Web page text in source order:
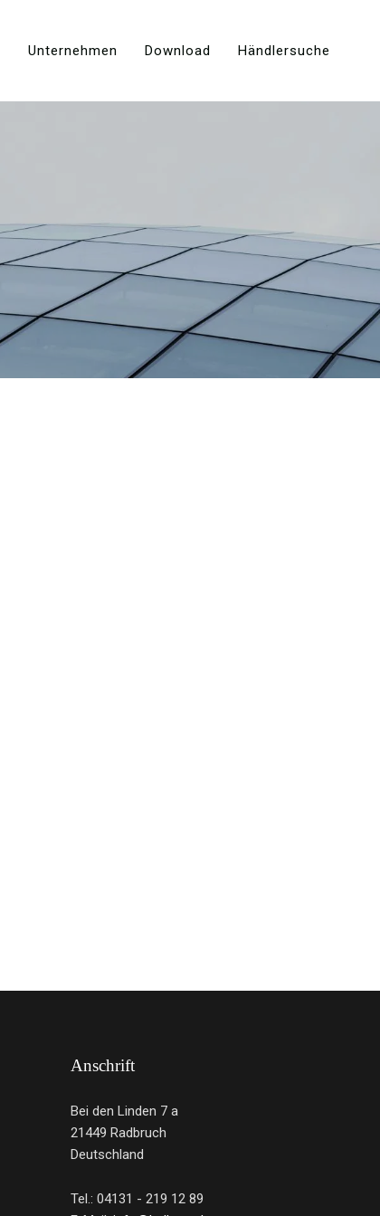
Unternehmen Download Händlersuche
Anschrift
Bei den Linden 7 a
21449 Radbruch
Deutschland
Tel.: 04131 - 219 12 89